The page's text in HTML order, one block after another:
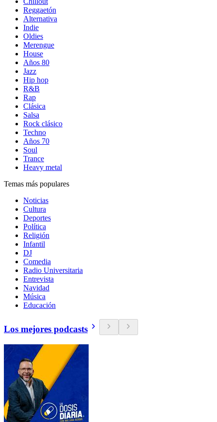
Reggaetón
Alternativa
Indie
Oldies
Merengue
House
Años 80
Jazz
Hip hop
R&B
Rap
Clásica
Salsa
Rock clásico
Techno
Años 70
Soul
Trance
Heavy metal
Temas más populares
Noticias
Cultura
Deportes
Política
Religión
Infantil
DJ
Comedia
Radio Universitaria
Entrevista
Navidad
Música
Educación
Los mejores podcasts